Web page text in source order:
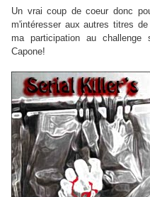
Un vrai coup de coeur donc
m'intéresser aux autres titres
ma participation au challenge
Capone!